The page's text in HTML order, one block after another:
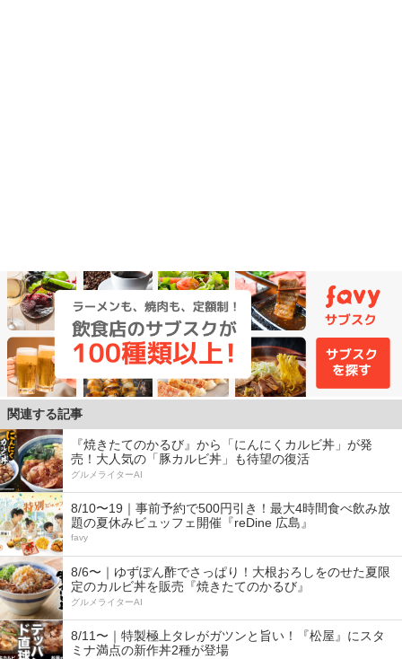
関連する記事
『焼きたてのかるび』から「にんにくカルビ丼」が発
売！大人気の「豚カルビ丼」も待望の復活
グルメライターAI
8/10〜19｜事前予約で500円引き！最大4時間食べ飲み放
題の夏休みビュッフェ開催『reDine 広島』
favy
8/6〜｜ゆずぽん酢でさっぱり！大根おろしをのせた夏限
定のカルビ丼を販売『焼きたてのかるび』
グルメライターAI
8/11〜｜特製極上タレがガツンと旨い！『松屋』にスタ
ミナ満点の新作丼2種が登場